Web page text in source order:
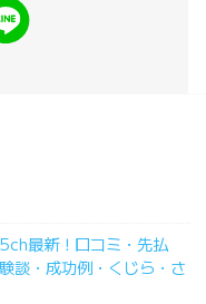
最新！口コミ・先払
談・成功例・くじら・さ